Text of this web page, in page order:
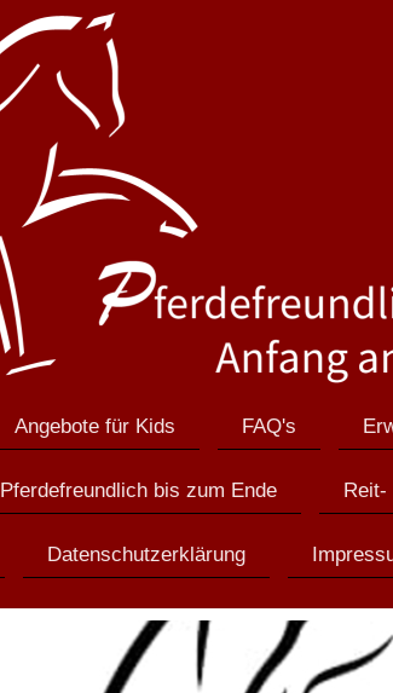
Angebote für Kids FAQ's
Pferdefreundlich bis zum Ende Reit-
Datenschutzerklärung